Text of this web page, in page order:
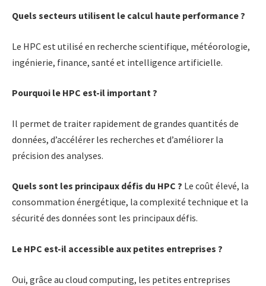
Quels secteurs utilisent le calcul haute performance ?
Le HPC est utilisé en recherche scientifique, météorologie,
ingénierie, finance, santé et intelligence artificielle.
Pourquoi le HPC est-il important ?
Il permet de traiter rapidement de grandes quantités de
données, d’accélérer les recherches et d’améliorer la
précision des analyses.
Quels sont les principaux défis du HPC ? Le coût élevé, la
consommation énergétique, la complexité technique et la
sécurité des données sont les principaux défis.
Le HPC est-il accessible aux petites entreprises ?
Oui, grâce au cloud computing, les petites entreprises